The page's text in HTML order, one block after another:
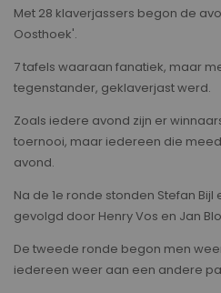
Met 28 klaverjassers begon de
Oosthoek'.
7 tafels waaraan fanatiek, maar
tegenstander, geklaverjast werd.
Zoals iedere avond zijn er
toernooi, maar iedereen die
avond.
Na de 1e ronde stonden Stefan
gevolgd door Henry Vos en Jan
De tweede ronde begon men
iedereen weer aan een andere